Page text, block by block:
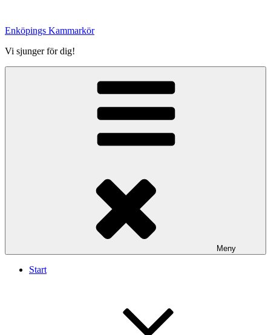
innehåll
Enköpings Kammarkör
Vi sjunger för dig!
Meny
Start